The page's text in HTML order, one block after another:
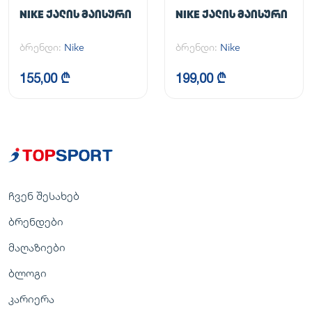
NIKE ᲥᲐᲚᲘᲡ ᲛᲐᲘᲡᲣᲠᲘ
ბრენდი: Nike
155,00 ₾
NIKE ᲥᲐᲚᲘᲡ ᲛᲐᲘᲡᲣᲠᲘ
ბრენდი: Nike
199,00 ₾
ჩვენ შესახებ
ბრენდები
მაღაზიები
ბლოგი
კარიერა